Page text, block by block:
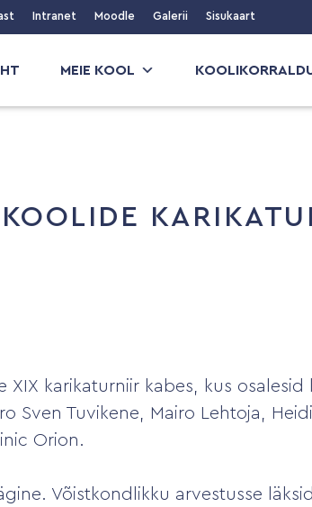
Intranet Moodle Galerii Sisukaart
MEIE KOOL
XIX karikaturniir kabes, kus osalesid
Sven Tuvikene, Mairo Lehtoja,
Orion.
Võistkondlikku arvestusse